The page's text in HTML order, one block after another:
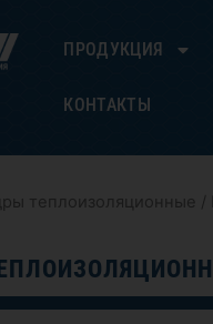
ПРОДУКЦИЯ
КОНТАКТЫ
теплоизоляционные /